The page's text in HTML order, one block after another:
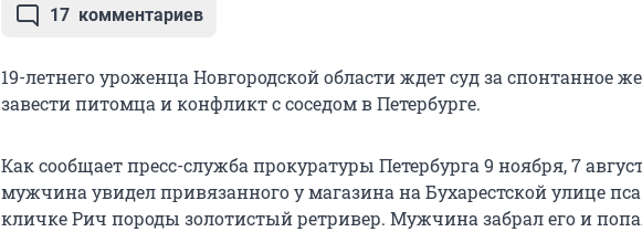
17 комментариев
19-летнего уроженца Новгородской области ждет суд за спонтанное
завести питомца и конфликт с соседом в Петербурге.
Как сообщает пресс-служба прокуратуры Петербурга 9 ноября, 7
мужчина увидел привязанного у магазина на Бухарестской улице
кличке Рич породы золотистый ретривер. Мужчина забрал его и